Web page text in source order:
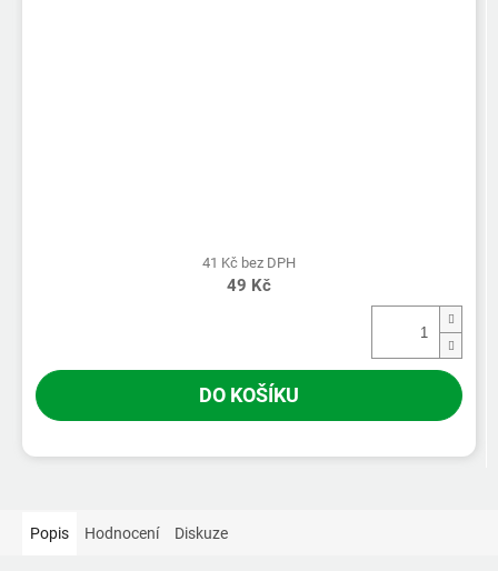
41 Kč bez DPH
49 Kč
DO KOŠÍKU
Popis Hodnocení Diskuze